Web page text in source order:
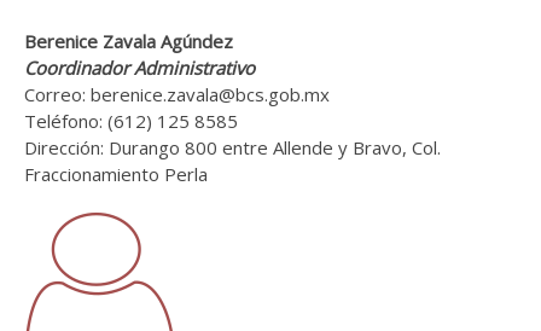
Berenice Zavala Agúndez
Coordinador Administrativo
Correo: berenice.zavala@bcs.gob.mx
Teléfono: (612) 125 8585
Dirección: Durango 800 entre Allende y Bravo, Col.
Fraccionamiento Perla